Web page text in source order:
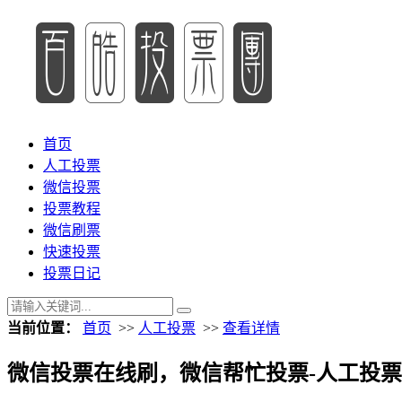
首页
人工投票
微信投票
投票教程
微信刷票
快速投票
投票日记
当前位置： 首页 >> 人工投票 >> 查看详情
微信投票在线刷，微信帮忙投票-人工投票